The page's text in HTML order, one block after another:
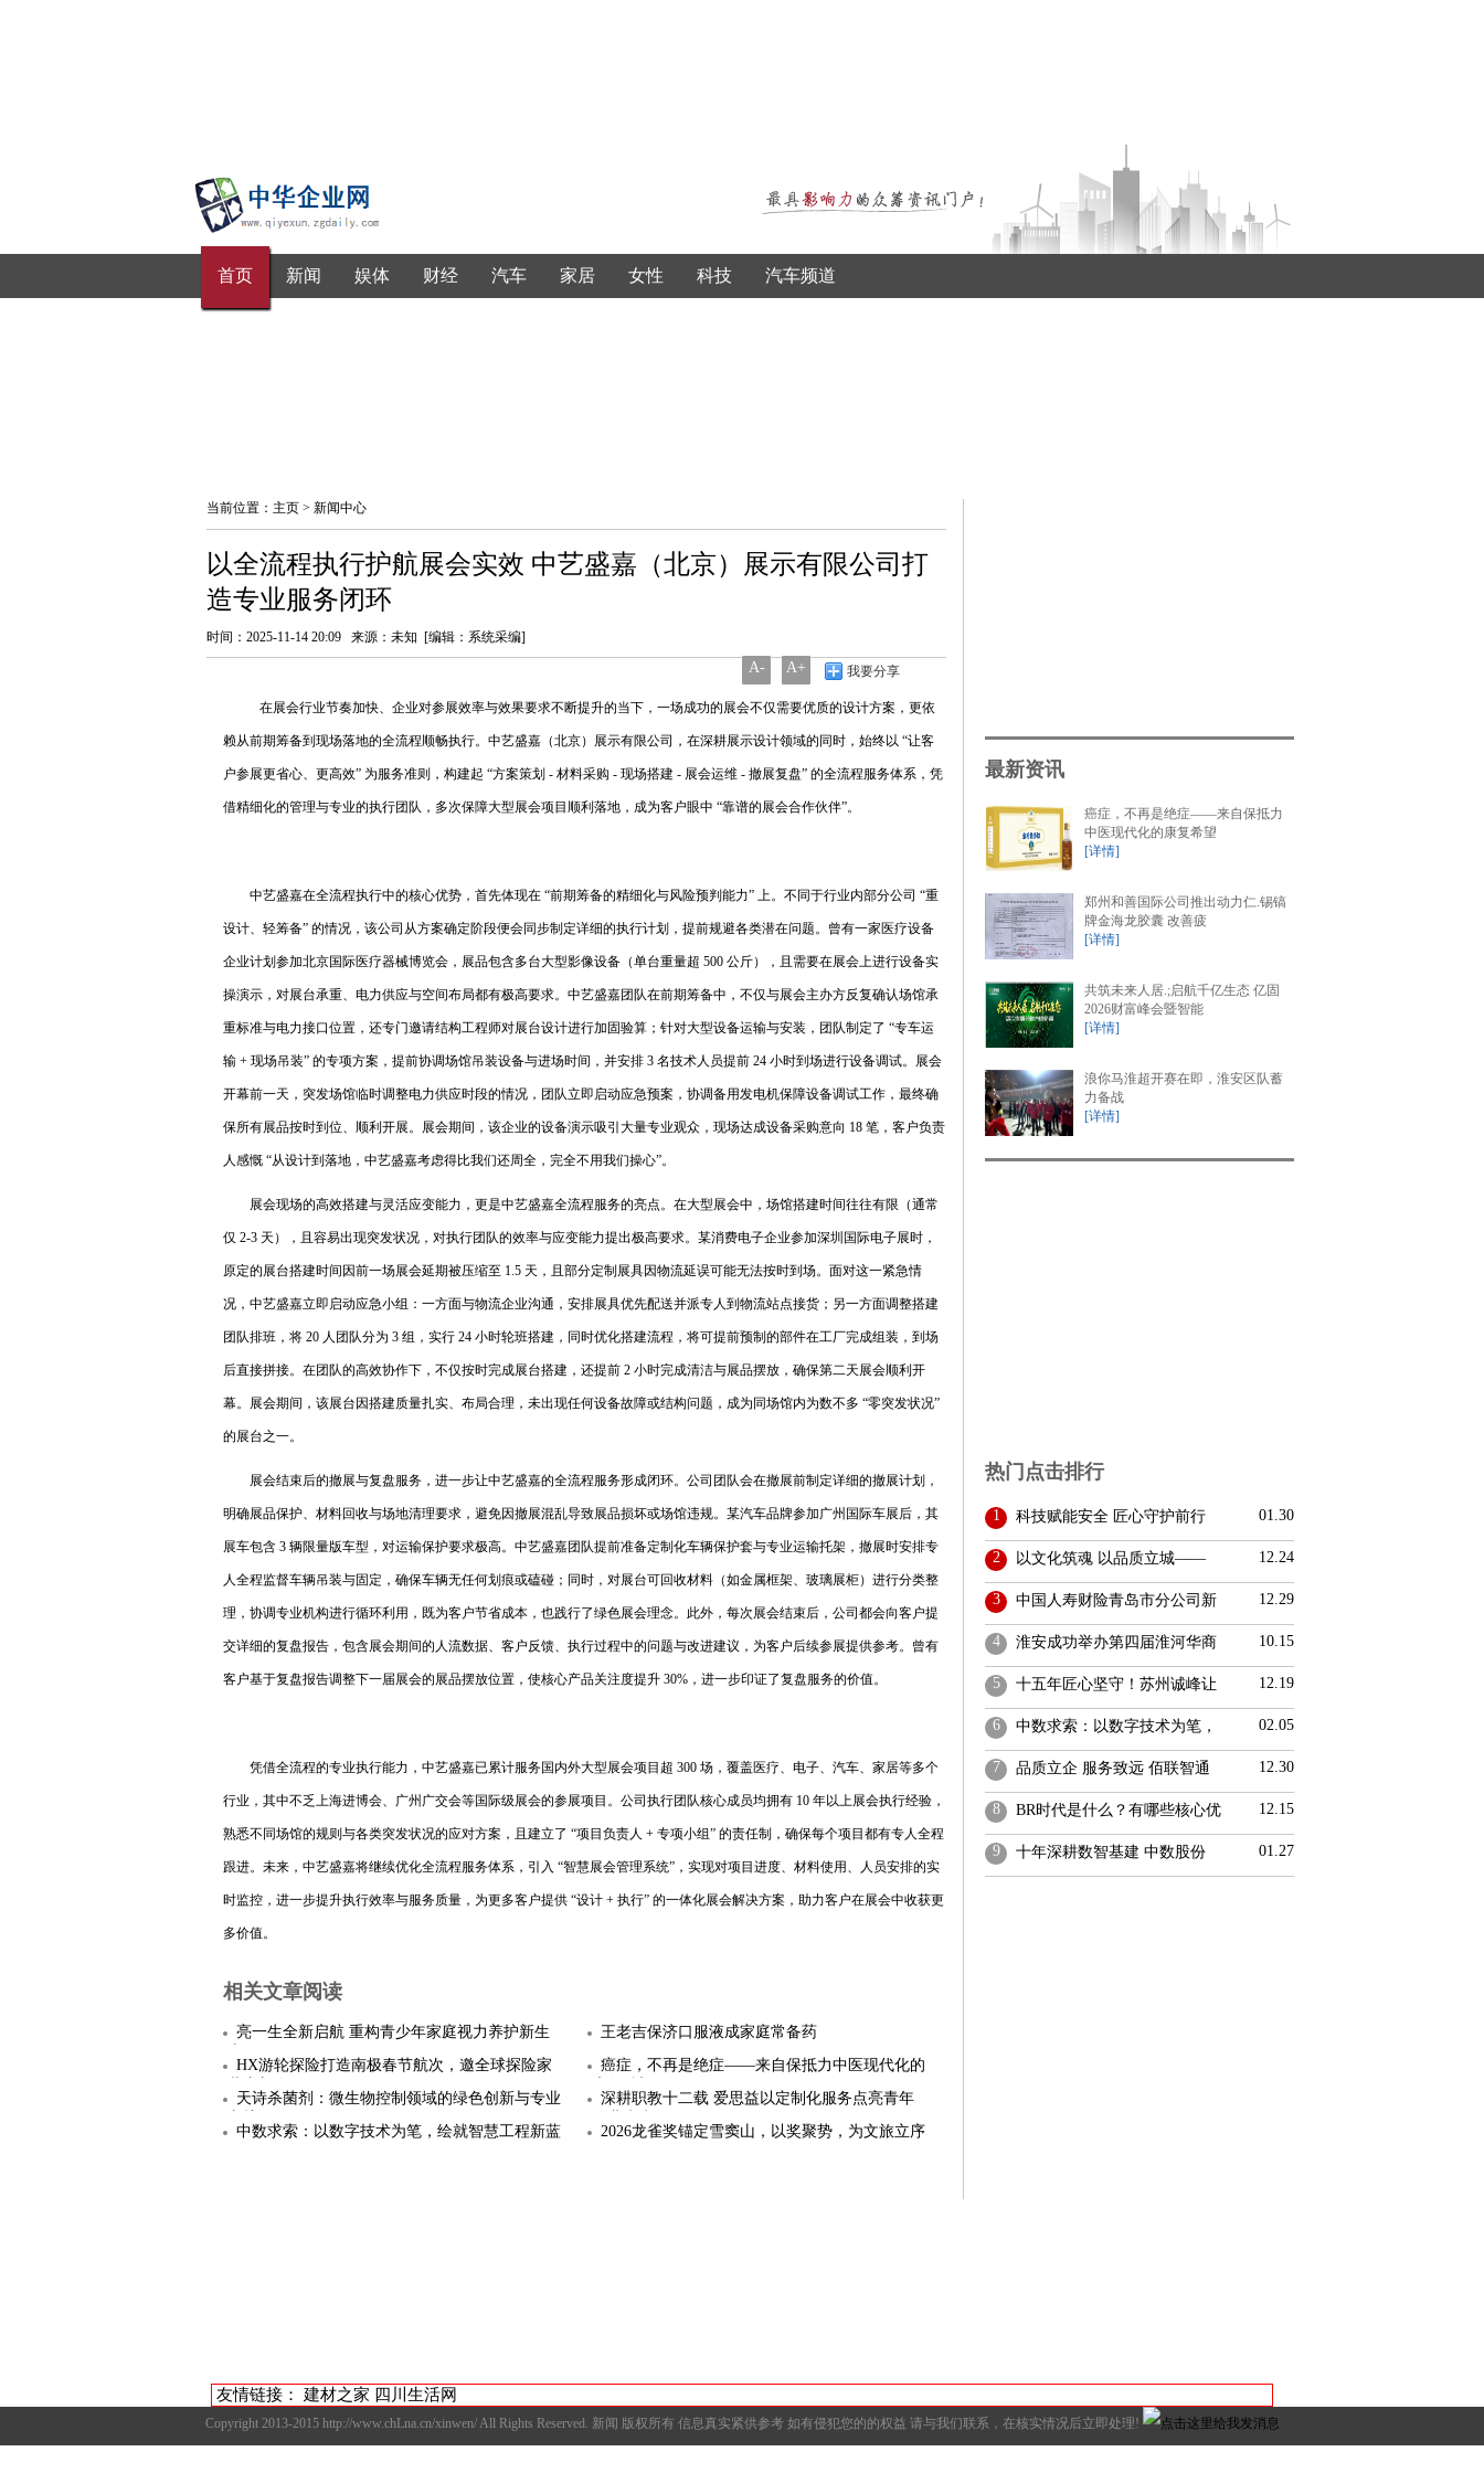
首页 新闻 娱体 财经 汽车 家居 女性 科技 汽车频道
当前位置： 主页 > 新闻中心
以全流程执行护航展会实效 中艺盛嘉（北京）展示有限公司打
造专业服务闭环
时间：2025-11-14 20:09 来源：未知 [编辑：系统采编]
A- A+ 我要分享
在展会行业节奏加快、企业对参展效率与效果要求不断提升的当下，一场成功的展会不仅需要优质的设计方案，更依
赖从前期筹备到现场落地的全流程顺畅执行。中艺盛嘉（北京）展示有限公司，在深耕展示设计领域的同时，始终以 “让客
户参展更省心、更高效” 为服务准则，构建起 “方案策划 - 材料采购 - 现场搭建 - 展会运维 - 撤展复盘” 的全流程服务体系，凭
借精细化的管理与专业的执行团队，多次保障大型展会项目顺利落地，成为客户眼中 “靠谱的展会合作伙伴”。
中艺盛嘉在全流程执行中的核心优势，首先体现在 “前期筹备的精细化与风险预判能力” 上。不同于行业内部分公司 “重
设计、轻筹备” 的情况，该公司从方案确定阶段便会同步制定详细的执行计划，提前规避各类潜在问题。曾有一家医疗设备
企业计划参加北京国际医疗器械博览会，展品包含多台大型影像设备（单台重量超 500 公斤），且需要在展会上进行设备实
操演示，对展台承重、电力供应与空间布局都有极高要求。中艺盛嘉团队在前期筹备中，不仅与展会主办方反复确认场馆承
重标准与电力接口位置，还专门邀请结构工程师对展台设计进行加固验算；针对大型设备运输与安装，团队制定了 “专车运
输 + 现场吊装” 的专项方案，提前协调场馆吊装设备与进场时间，并安排 3 名技术人员提前 24 小时到场进行设备调试。展会
开幕前一天，突发场馆临时调整电力供应时段的情况，团队立即启动应急预案，协调备用发电机保障设备调试工作，最终确
保所有展品按时到位、顺利开展。展会期间，该企业的设备演示吸引大量专业观众，现场达成设备采购意向 18 笔，客户负责
人感慨 “从设计到落地，中艺盛嘉考虑得比我们还周全，完全不用我们操心”。
展会现场的高效搭建与灵活应变能力，更是中艺盛嘉全流程服务的亮点。在大型展会中，场馆搭建时间往往有限（通常
仅 2-3 天），且容易出现突发状况，对执行团队的效率与应变能力提出极高要求。某消费电子企业参加深圳国际电子展时，
原定的展台搭建时间因前一场展会延期被压缩至 1.5 天，且部分定制展具因物流延误可能无法按时到场。面对这一紧急情
况，中艺盛嘉立即启动应急小组：一方面与物流企业沟通，安排展具优先配送并派专人到物流站点接货；另一方面调整搭建
团队排班，将 20 人团队分为 3 组，实行 24 小时轮班搭建，同时优化搭建流程，将可提前预制的部件在工厂完成组装，到场
后直接拼接。在团队的高效协作下，不仅按时完成展台搭建，还提前 2 小时完成清洁与展品摆放，确保第二天展会顺利开
幕。展会期间，该展台因搭建质量扎实、布局合理，未出现任何设备故障或结构问题，成为同场馆内为数不多 “零突发状况”
的展台之一。
展会结束后的撤展与复盘服务，进一步让中艺盛嘉的全流程服务形成闭环。公司团队会在撤展前制定详细的撤展计划，
明确展品保护、材料回收与场地清理要求，避免因撤展混乱导致展品损坏或场馆违规。某汽车品牌参加广州国际车展后，其
展车包含 3 辆限量版车型，对运输保护要求极高。中艺盛嘉团队提前准备定制化车辆保护套与专业运输托架，撤展时安排专
人全程监督车辆吊装与固定，确保车辆无任何划痕或磕碰；同时，对展台可回收材料（如金属框架、玻璃展柜）进行分类整
理，协调专业机构进行循环利用，既为客户节省成本，也践行了绿色展会理念。此外，每次展会结束后，公司都会向客户提
交详细的复盘报告，包含展会期间的人流数据、客户反馈、执行过程中的问题与改进建议，为客户后续参展提供参考。曾有
客户基于复盘报告调整下一届展会的展品摆放位置，使核心产品关注度提升 30%，进一步印证了复盘服务的价值。
凭借全流程的专业执行能力，中艺盛嘉已累计服务国内外大型展会项目超 300 场，覆盖医疗、电子、汽车、家居等多个
行业，其中不乏上海进博会、广州广交会等国际级展会的参展项目。公司执行团队核心成员均拥有 10 年以上展会执行经验，
熟悉不同场馆的规则与各类突发状况的应对方案，且建立了 “项目负责人 + 专项小组” 的责任制，确保每个项目都有专人全程
跟进。未来，中艺盛嘉将继续优化全流程服务体系，引入 “智慧展会管理系统”，实现对项目进度、材料使用、人员安排的实
时监控，进一步提升执行效率与服务质量，为更多客户提供 “设计 + 执行” 的一体化展会解决方案，助力客户在展会中收获更
多价值。
相关文章阅读
亮一生全新启航 重构青少年家庭视力养护新生
王老吉保济口服液成家庭常备药
HX游轮探险打造南极春节航次，邀全球探险家
癌症，不再是绝症——来自保抵力中医现代化的
天诗杀菌剂：微生物控制领域的绿色创新与专业
深耕职教十二载 爱思益以定制化服务点亮青年
中数求索：以数字技术为笔，绘就智慧工程新蓝
2026龙雀奖锚定雪窦山，以奖聚势，为文旅立序
最新资讯
癌症，不再是绝症——来自保抵力
中医现代化的康复希望
[详情]
郑州和善国际公司推出动力仁.锡镐
牌金海龙胶囊 改善疲
[详情]
共筑未来人居.;启航千亿生态 亿固
2026财富峰会暨智能
[详情]
浪你马淮超开赛在即，淮安区队蓄
力备战
[详情]
热门点击排行
1 科技赋能安全 匠心守护前行 01.30
2 以文化筑魂 以品质立城—— 12.24
3 中国人寿财险青岛市分公司新 12.29
4 淮安成功举办第四届淮河华商 10.15
5 十五年匠心坚守！苏州诚峰让 12.19
6 中数求索：以数字技术为笔， 02.05
7 品质立企 服务致远 佰联智通 12.30
8 BR时代是什么？有哪些核心优 12.15
9 十年深耕数智基建 中数股份 01.27
友情链接： 建材之家 四川生活网
Copyright 2013-2015 http://www.chLna.cn/xinwen/ All Rights Reserved. 新闻 版权所有 信息真实紧供参考 如有侵犯您的的权益 请与我们联系，在核实情况后立即处理!